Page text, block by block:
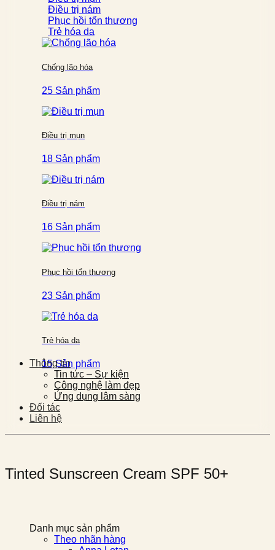
Điều trị nám
Phục hồi tổn thương
Trẻ hóa da
Chống lão hóa
25 Sản phẩm
Điều trị mụn
18 Sản phẩm
Điều trị nám
16 Sản phẩm
Phục hồi tổn thương
23 Sản phẩm
Trẻ hóa da
15 Sản phẩm
Thông tin
Tin tức – Sự kiện
Công nghệ làm đẹp
Ứng dụng lâm sàng
Đối tác
Liên hệ
Tinted Sunscreen Cream SPF 50+
Danh mục sản phẩm
Theo nhãn hàng